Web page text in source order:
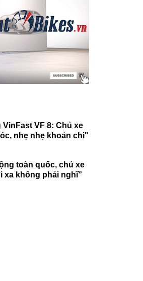
VF 8: Chủ xe
nhẹ nhẹ khoản chi"
toàn quốc, chủ xe
xa không phải nghĩ”